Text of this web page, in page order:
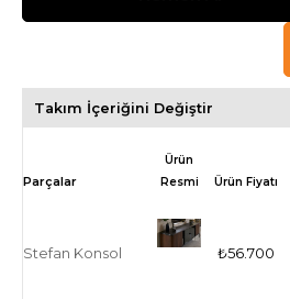
Takım İçeriğini Değiştir
Ürün
Resmi
Ürün Fiyatı
Stefan Konsol ₺56.700